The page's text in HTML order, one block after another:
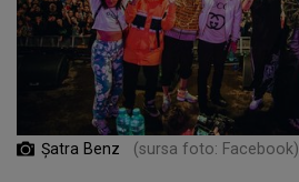
Șatra Benz (sursa foto: Facebook)